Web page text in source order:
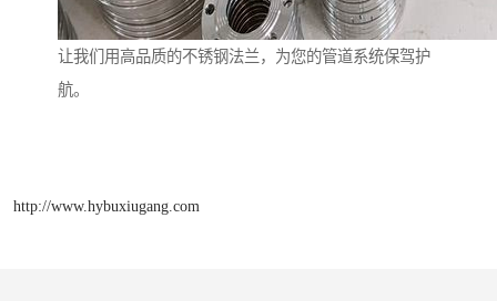
让我们用高品质的不锈钢法兰，为您的管道系统保驾护
航。
http://www.hybuxiugang.com